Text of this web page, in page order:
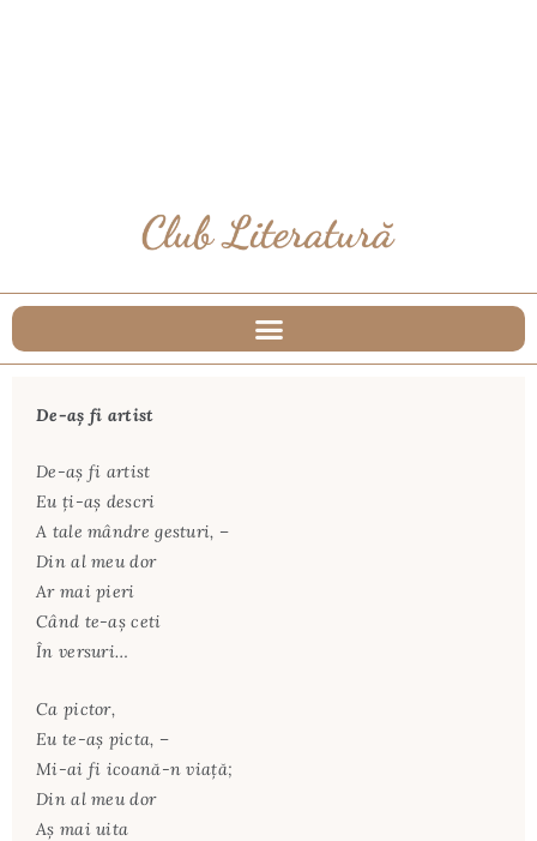
De-aș fi artist
De-aş fi artist
Eu ţi-aş descri
A tale mândre gesturi, –
Din al meu dor
Ar mai pieri
Când te-aş ceti
În versuri…
Ca pictor,
Eu te-aş picta, –
Mi-ai fi icoană-n viaţă;
Din al meu dor
Aş mai uita